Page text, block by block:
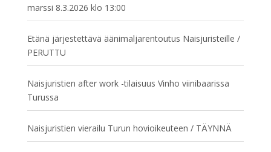
marssi 8.3.2026 klo 13:00
Etänä järjestettävä äänimaljarentoutus Naisjuristeille /
PERUTTU
Naisjuristien after work -tilaisuus Vinho viinibaarissa
Turussa
Naisjuristien vierailu Turun hovioikeuteen / TÄYNNÄ